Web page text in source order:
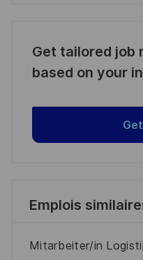
Get tailored job
based on your
Emplois
Mitarbeiter/in